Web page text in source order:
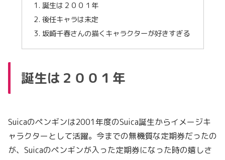
誕生は２００１年
後任キャラは未定
坂崎千春さんの描くキャラクターが好きすぎる
誕生は２００１年
Suicaのペンギンは2001年度のSuica誕生からイメージキ
ャラクターとして活躍。今までの無機質な定期券だったの
が、Suicaのペンギンが入った定期券になった時の嬉しさ